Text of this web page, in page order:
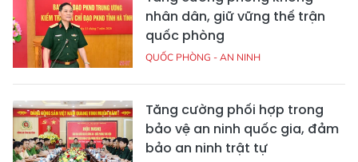
nhân dân, giữ vững thế trận
quốc phòng
QUỐC PHÒNG - AN NINH
Tăng cường phối hợp trong
bảo vệ an ninh quốc gia, đảm
bảo an ninh trật tự